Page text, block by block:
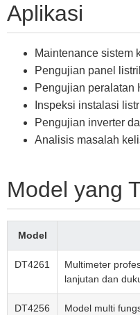
Aplikasi
Maintenance sistem
Pengujian panel
Pengujian peralatan
Inspeksi instalasi
Pengujian inverter
Analisis masalah
Model yang
Model
DT4261
Multimeter
lanjutan dan
DT4256
Model multi